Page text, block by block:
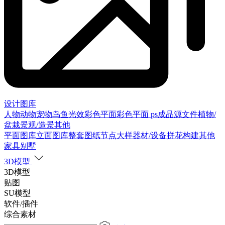
设计图库
人物动物宠物鸟鱼光效彩色平面彩色平面 ps成品源文件植物/
盆栽景观/造景其他
平面图库立面图库整套图纸节点大样器材/设备拼花构建其他
家具别墅
3D模型
3D模型
贴图
SU模型
软件/插件
综合素材